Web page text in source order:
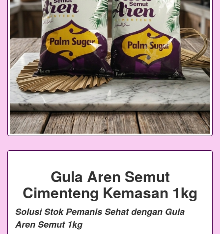
Gula Aren Semut
Cimenteng Kemasan 1kg
Solusi Stok Pemanis Sehat dengan Gula
Aren Semut 1kg